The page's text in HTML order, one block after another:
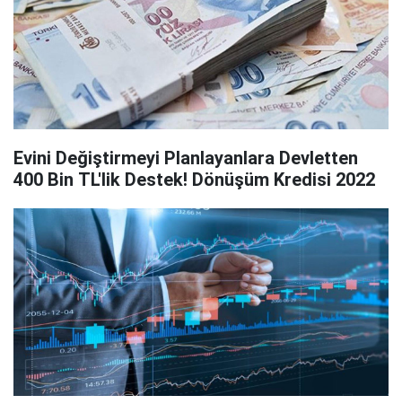
Evini Değiştirmeyi Planlayanlara Devletten
400 Bin TL'lik Destek! Dönüşüm Kredisi 2022